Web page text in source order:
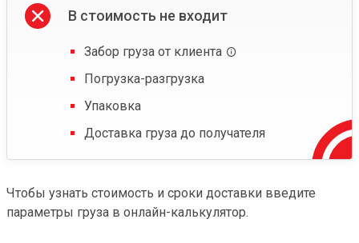
В стоимость не входит
Забор груза от клиента
Погрузка-разгрузка
Упаковка
Доставка груза до получателя
Чтобы узнать стоимость и сроки доставки введите
параметры груза в онлайн-калькулятор.